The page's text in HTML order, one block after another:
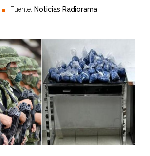
Fuente: Noticias Radiorama